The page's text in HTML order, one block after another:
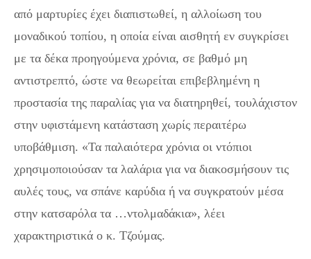
από μαρτυρίες έχει διαπιστωθεί, η αλλοίωση του
μοναδικού τοπίου, η οποία είναι αισθητή εν συγκρίσει
με τα δέκα προηγούμενα χρόνια, σε βαθμό μη
αντιστρεπτό, ώστε να θεωρείται επιβεβλημένη η
προστασία της παραλίας για να διατηρηθεί, τουλάχιστον
στην υφιστάμενη κατάσταση χωρίς περαιτέρω
υποβάθμιση. «Τα παλαιότερα χρόνια οι ντόπιοι
χρησιμοποιούσαν τα λαλάρια για να διακοσμήσουν τις
αυλές τους, να σπάνε καρύδια ή να συγκρατούν μέσα
στην κατσαρόλα τα …ντολμαδάκια», λέει
χαρακτηριστικά ο κ. Τζούμας.